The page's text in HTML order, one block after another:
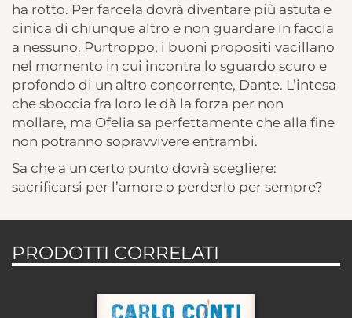
ha rotto. Per farcela dovrà diventare più astuta e
cinica di chiunque altro e non guardare in faccia
a nessuno. Purtroppo, i buoni propositi vacillano
nel momento in cui incontra lo sguardo scuro e
profondo di un altro concorrente, Dante. L’intesa
che sboccia fra loro le dà la forza per non
mollare, ma Ofelia sa perfettamente che alla fine
non potranno sopravvivere entrambi.
Sa che a un certo punto dovrà scegliere:
sacrificarsi per l’amore o perderlo per sempre?
PRODOTTI CORRELATI